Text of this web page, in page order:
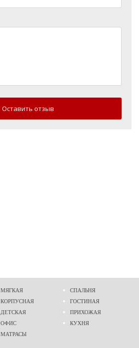
Оставить отзыв
МЯГКАЯ
КОРПУСНАЯ
ДЕТСКАЯ
ОФИС
МАТРАСЫ
СПАЛЬНЯ
ГОСТИНАЯ
ПРИХОЖАЯ
КУХНЯ